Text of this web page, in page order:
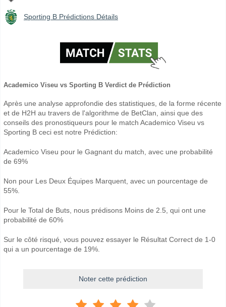
Sporting B Prédictions Détails
Academico Viseu vs Sporting B Verdict de Prédiction
Après une analyse approfondie des statistiques, de la forme récente
et de H2H au travers de l'algorithme de BetClan, ainsi que des
conseils des pronostiqueurs pour le match Academico Viseu vs
Sporting B ceci est notre Prédiction:
Academico Viseu pour le Gagnant du match, avec une probabilité
de 69%
Non pour Les Deux Équipes Marquent, avec un pourcentage de
55%.
Pour le Total de Buts, nous prédisons Moins de 2.5, qui ont une
probabilité de 60%
Sur le côté risqué, vous pouvez essayer le Résultat Correct de 1-0
qui a un pourcentage de 19%.
Noter cette prédiction